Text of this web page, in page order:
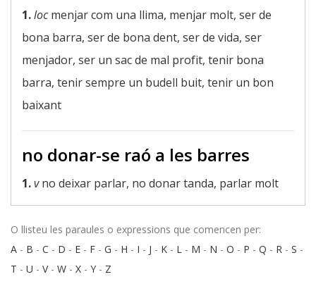
1.locmenjar com una llima, menjar molt, ser de
bona barra, ser de bona dent, ser de vida, ser
menjador, ser un sac de mal profit, tenir bona
barra, tenir sempre un budell buit, tenir un bon
baixant
no donar-se raó a les barres
1.vno deixar parlar, no donar tanda, parlar molt
O llisteu les paraules o expressions que comencen per:
A - B - C - D - E - F - G - H - I - J - K - L - M - N - O - P - Q - R - S -
T - U - V- W - X - Y - Z